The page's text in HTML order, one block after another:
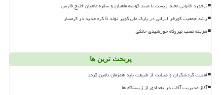
برخورد قانونی محیط زیست با صید کوسه ماهیان و سفره ماهیان خلیج فارس
رشد جمعیت گورخر ایرانی در پارک ملی کویر تولد 5 کره جدید در گرمسار
هزینه نصب نیروگاه خورشیدی خانگی
پربحث ترین ها
امنیت گردشگران و صیانت از طبیعت باید همزمان تامین گردد
آغاز مدیریت آفات در تعدادی از زیستگاه ها